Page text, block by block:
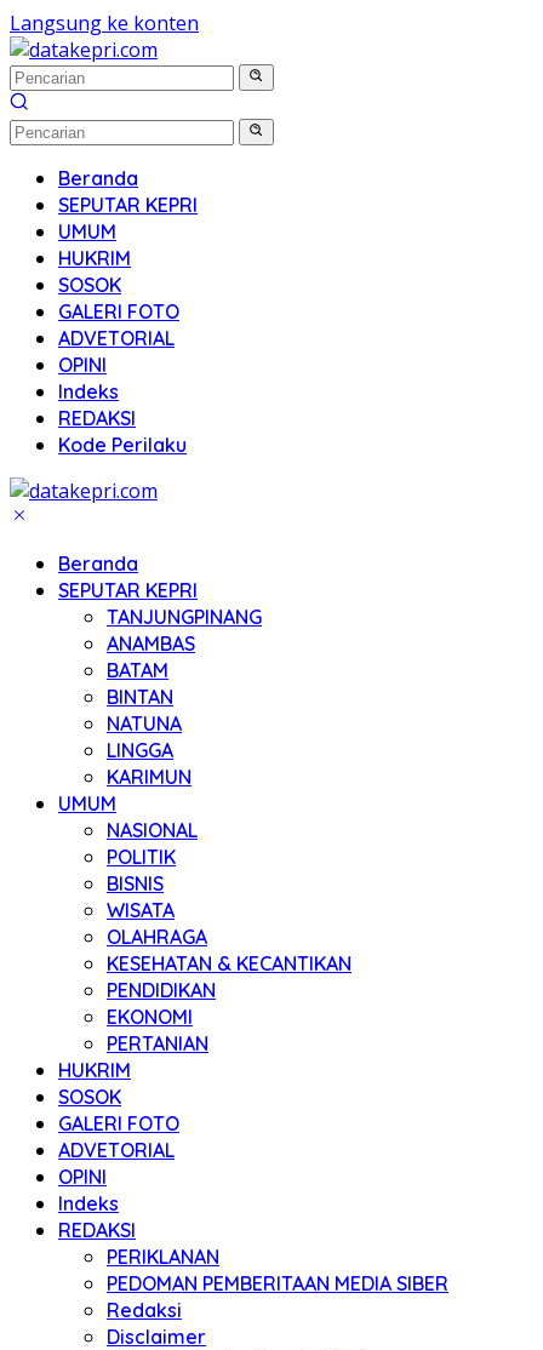
Langsung ke konten
Beranda
SEPUTAR KEPRI
UMUM
HUKRIM
SOSOK
GALERI FOTO
ADVETORIAL
OPINI
Indeks
REDAKSI
Kode Perilaku
Beranda
SEPUTAR KEPRI
TANJUNGPINANG
ANAMBAS
BATAM
BINTAN
NATUNA
LINGGA
KARIMUN
UMUM
NASIONAL
POLITIK
BISNIS
WISATA
OLAHRAGA
KESEHATAN & KECANTIKAN
PENDIDIKAN
EKONOMI
PERTANIAN
HUKRIM
SOSOK
GALERI FOTO
ADVETORIAL
OPINI
Indeks
REDAKSI
PERIKLANAN
PEDOMAN PEMBERITAAN MEDIA SIBER
Redaksi
Disclaimer